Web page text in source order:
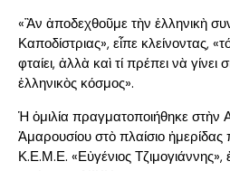
«Ἂν ἀποδεχθοῦμε τὴν ἑλληνικὴ
Καποδίστριας», εἶπε κλείνοντας,
φταίει, ἀλλὰ καὶ τί πρέπει νὰ
ἑλληνικὸς κόσμος».
Ἡ ὁμιλία πραγματοποιήθηκε στὴν
Ἀμαρουσίου στὸ πλαίσιο
Κ.Ε.Μ.Ε. «Εὐγένιος Τζιμογιάννης»,